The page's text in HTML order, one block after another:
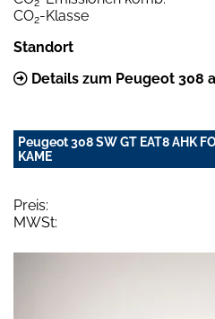
2
CO2-Klasse
Standort
Details zum Peugeot 308
Peugeot 308 SW GT EAT8 AHK
KAME
Preis:
MWSt: